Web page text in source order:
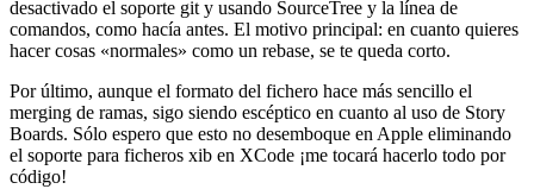
desactivado el soporte git y usando SourceTree y la línea de
comandos, como hacía antes. El motivo principal: en cuanto quieres
hacer cosas «normales» como un rebase, se te queda corto.
Por último, aunque el formato del fichero hace más sencillo el
merging de ramas, sigo siendo escéptico en cuanto al uso de Story
Boards. Sólo espero que esto no desemboque en Apple eliminando
el soporte para ficheros xib en XCode ¡me tocará hacerlo todo por
código!